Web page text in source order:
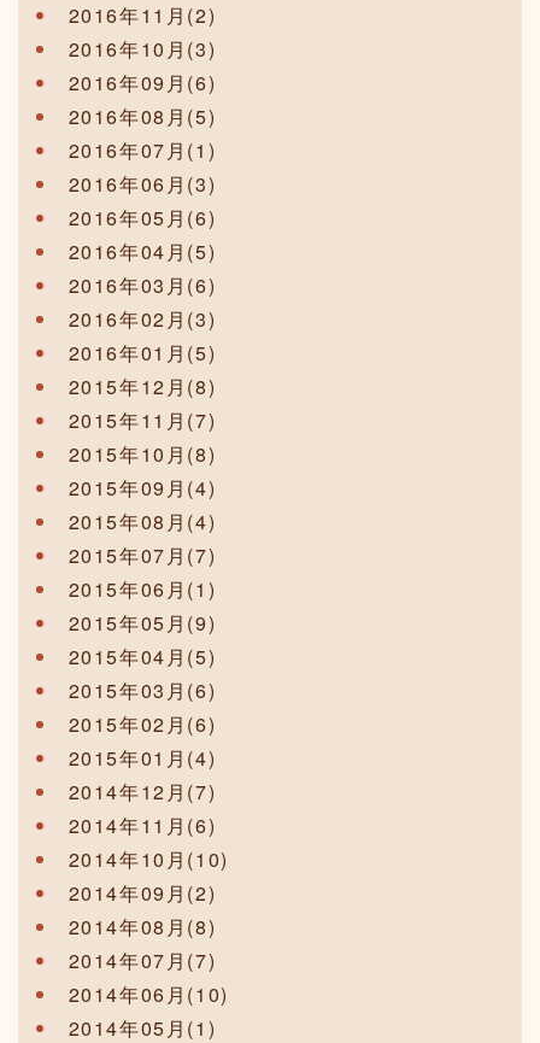
2016年11月(2)
2016年10月(3)
2016年09月(6)
2016年08月(5)
2016年07月(1)
2016年06月(3)
2016年05月(6)
2016年04月(5)
2016年03月(6)
2016年02月(3)
2016年01月(5)
2015年12月(8)
2015年11月(7)
2015年10月(8)
2015年09月(4)
2015年08月(4)
2015年07月(7)
2015年06月(1)
2015年05月(9)
2015年04月(5)
2015年03月(6)
2015年02月(6)
2015年01月(4)
2014年12月(7)
2014年11月(6)
2014年10月(10)
2014年09月(2)
2014年08月(8)
2014年07月(7)
2014年06月(10)
2014年05月(1)